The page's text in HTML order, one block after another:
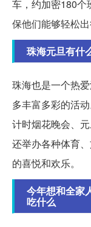
车，约加密180个
保他们能够轻松出
珠海元旦有什
珠海也是一个热
多丰富多彩的活
计时烟花晚会、
还举办各种体育
的喜悦和欢乐。
今年想和全家
吃什么